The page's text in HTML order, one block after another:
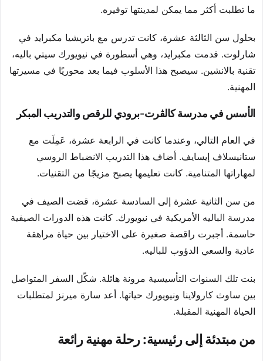
ما تطلبت أكثر مما يمكن لمدينتها توفيره.
بحلول سن الثالثة عشرة، كانت تدرس مع باتريشيا مكبرايد في
شارلوت. قدمت مكبرايد، وهي أسطورة في نيويورك سيتي باليه،
تقنية بالانشين. سيصبح هذا الأسلوب فيما بعد محوريًا في مسيرتها
المهنية.
الأسس في مدرسة كالڤرت-برودي للرقص والتدريب المبكر
في العام التالي، وعندما كانت في الرابعة عشرة، عَمِلَت مع
ستانيسلاف إيسايف. أضاف هذا التدريب الانضباط الروسي
لمهاراتها المتنامية. كانت تعليمها يصبح مزيجًا من التقنيات.
من سن الثانية عشرة إلى السادسة عشرة، قضت الصيف في
مدرسة الباليه الأمريكية في نيويورك. كانت هذه الدورات الصيفية
حاسمة. أجبرت راقصة صغيرة على الاختيار بين حياة مراهقة
عادية والسعي الدؤوب للباليه.
بنت تلك السنوات التأسيسية مرونة هائلة. شكّل السفر المتواصل
بين ساوث كارولاينا ونيويورك حياتها. أعد سارة ميرنز لمتطلبات
الحياة المهنية المقبلة.
من مبتدئة إلى رئيسية: رحلة مهنية رائعة